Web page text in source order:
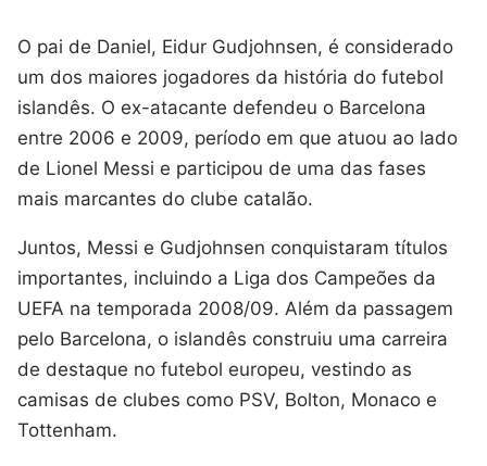
O pai de Daniel, Eidur Gudjohnsen, é considerado
um dos maiores jogadores da história do futebol
islandês. O ex-atacante defendeu o Barcelona
entre 2006 e 2009, período em que atuou ao lado
de Lionel Messi e participou de uma das fases
mais marcantes do clube catalão.
Juntos, Messi e Gudjohnsen conquistaram títulos
importantes, incluindo a Liga dos Campeões da
UEFA na temporada 2008/09. Além da passagem
pelo Barcelona, o islandês construiu uma carreira
de destaque no futebol europeu, vestindo as
camisas de clubes como PSV, Bolton, Monaco e
Tottenham.